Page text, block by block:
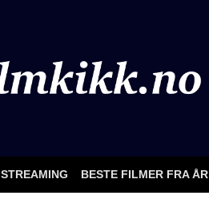
STREAMING BESTE FILMER FRA ÅR